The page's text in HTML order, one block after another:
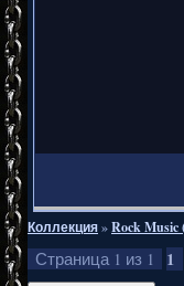
Коллекция»Rock Music
Страница 1 из 1 1